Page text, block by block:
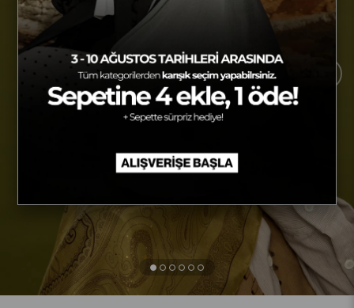
Son 24 saat içinde50adet satıldı